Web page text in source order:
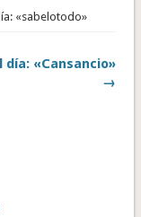
«sabelotodo»
día: «Cansancio»
→